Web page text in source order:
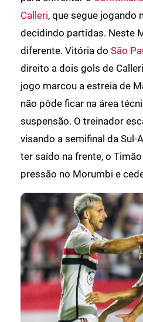
Calleri, que segue jogando
decidindo partidas. Neste
diferente. Vitória do São
direito a dois gols de
jogo marcou a estreia de
não pôde ficar na área
suspensão. O treinador
visando a semifinal da Sul-
ter saído na frente, o
pressão no Morumbi e